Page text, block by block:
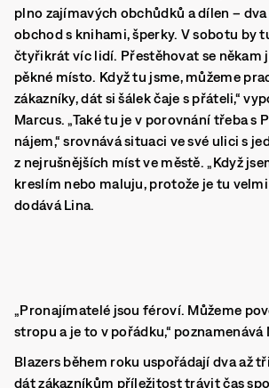
plno zajímavých obchůdků a dílen –
obchod s knihami, šperky. V sobotu by
čtyřikrát víc lidí. Přestěhovat se někam
pěkné místo. Když tu jsme, můžeme
zákazníky, dát si šálek čaje s přáteli,“
Marcus. „Také tu je v porovnání třeba s
nájem,“ srovnává situaci ve své ulici s
z nejrušnějších míst ve městě. „Když
kreslím nebo maluju, protože je tu velmi
dodává Lina.
„Pronajímatelé jsou féroví. Můžeme
stropu a je to v pořádku,“ poznamenává
Blazers během roku uspořádají dva až
dát zákazníkům příležitost trávit čas